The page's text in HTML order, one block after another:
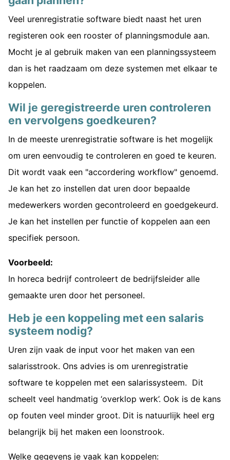
Veel urenregistratie software biedt naast het uren
registeren ook een rooster of planningsmodule aan.
Mocht je al gebruik maken van een planningssysteem
dan is het raadzaam om deze systemen met elkaar te
koppelen.
Wil je geregistreerde uren controleren
en vervolgens goedkeuren?
In de meeste urenregistratie software is het mogelijk
om uren eenvoudig te controleren en goed te keuren.
Dit wordt vaak een "accordering workflow" genoemd.
Je kan het zo instellen dat uren door bepaalde
medewerkers worden gecontroleerd en goedgekeurd.
Je kan het instellen per functie of koppelen aan een
specifiek persoon.
Voorbeeld:
In horeca bedrijf controleert de bedrijfsleider alle
gemaakte uren door het personeel.
Heb je een koppeling met een salaris
systeem nodig?
Uren zijn vaak de input voor het maken van een
salarisstrook. Ons advies is om urenregistratie
software te koppelen met een salarissysteem. Dit
scheelt veel handmatig ‘overklop werk’. Ook is de kans
op fouten veel minder groot. Dit is natuurlijk heel erg
belangrijk bij het maken een loonstrook.
Welke gegevens je vaak kan koppelen: